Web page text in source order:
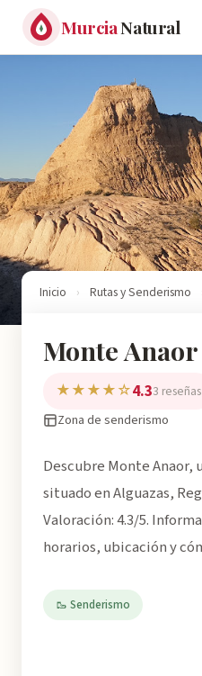
MurciaNatural
Inicio › Rutas y Senderismo
Monte Anaor
★★★★☆4.33 reseñas
Zona de senderismo
Descubre Monte Anaor,
situado en Alguazas,
Valoración: 4.3/5.
horarios, ubicación y
🥾 Senderismo